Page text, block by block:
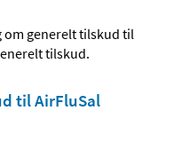
om generelt tilskud til
tilskud.
til AirFluSal